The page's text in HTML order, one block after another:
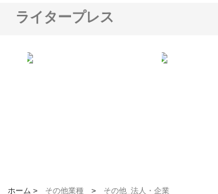
ライタープレス
ホーム > その他業種 > その他_法人・企業